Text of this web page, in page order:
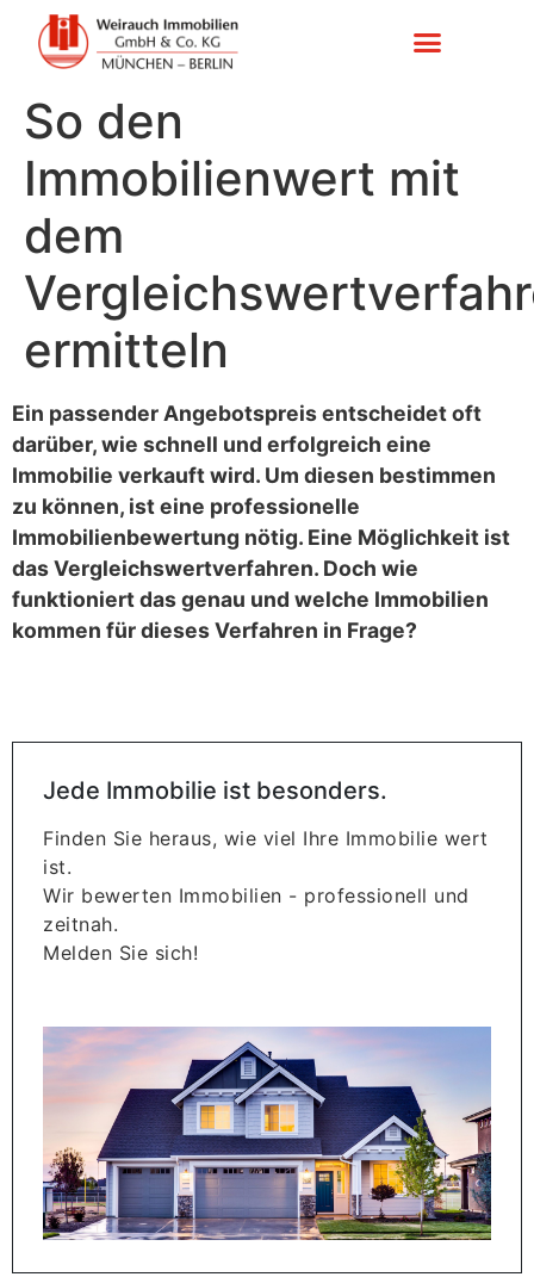
So den
Immobilienwert mit
dem
ermitteln
Ein passender Angebotspreis entscheidet oft
darüber, wie schnell und erfolgreich eine
Immobilie verkauft wird. Um diesen bestimmen
zu können, ist eine professionelle
Immobilienbewertung nötig. Eine Möglichkeit ist
das Vergleichswertverfahren. Doch wie
funktioniert das genau und welche Immobilien
kommen für dieses Verfahren in Frage?
Jede Immobilie ist besonders.
Finden Sie heraus, wie viel Ihre Immobilie wert
ist.
Wir bewerten Immobilien - professionell und
zeitnah.
Melden Sie sich!